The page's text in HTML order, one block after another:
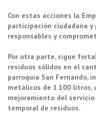
Con estas acciones la
participación ciudadana y
responsables y
Por otra parte, sigue
residuos sólidos en el
parroquia San Fernando,
metálicos de 1.100 litros,
mejoramiento del
temporal de residuos.